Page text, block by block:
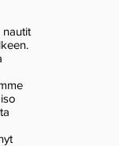
nautit